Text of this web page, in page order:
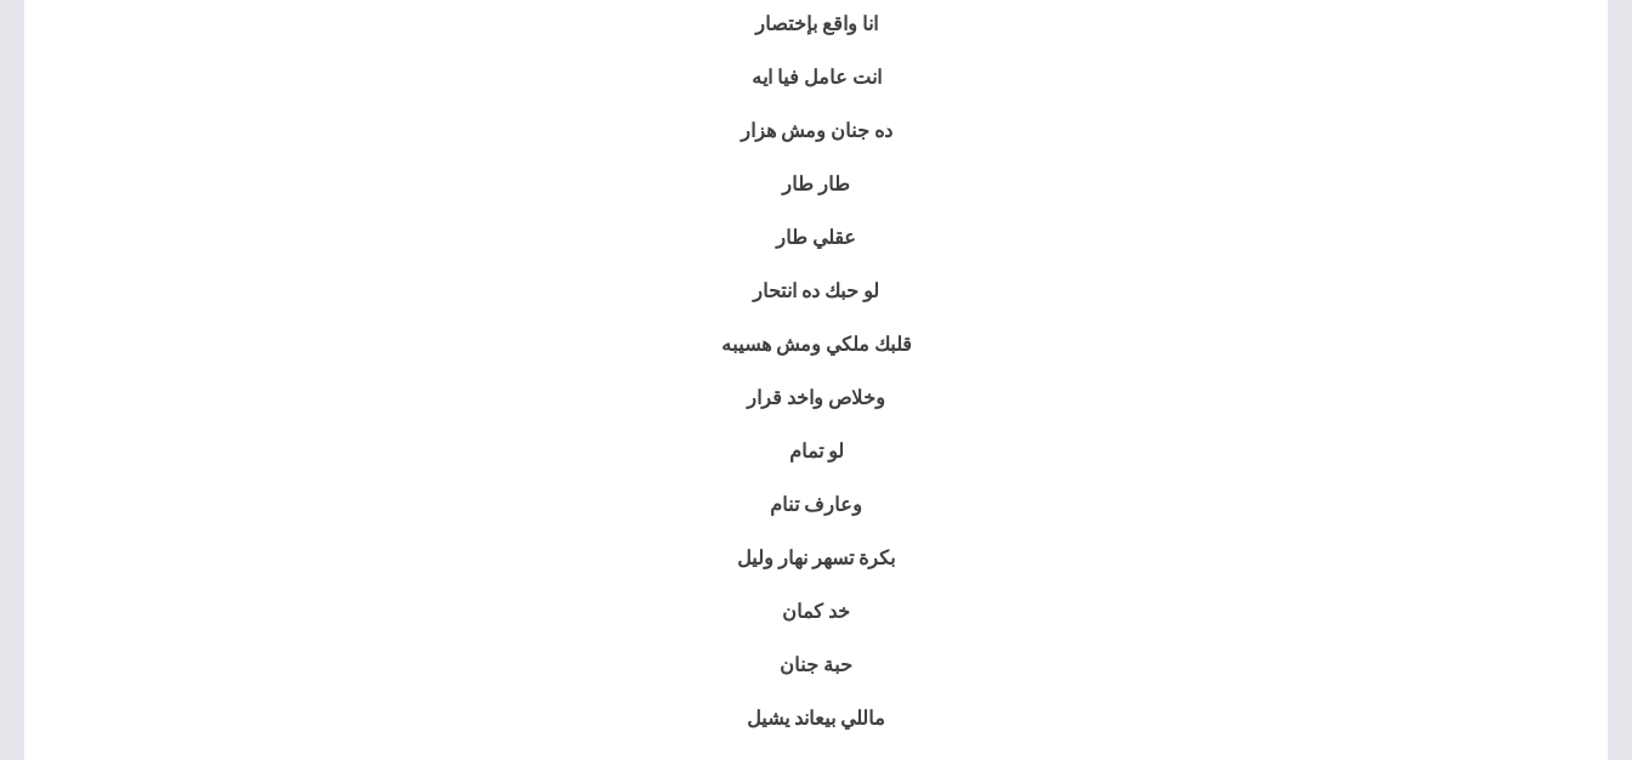
انا واقع بإختصار
انت عامل فيا ايه
ده جنان ومش هزار
طار طار
عقلي طار
لو حبك ده انتحار
قلبك ملكي ومش هسيبه
وخلاص واخد قرار
لو تمام
وعارف تنام
بكرة تسهر نهار وليل
خد كمان
حبة جنان
ماللي بيعاند يشيل